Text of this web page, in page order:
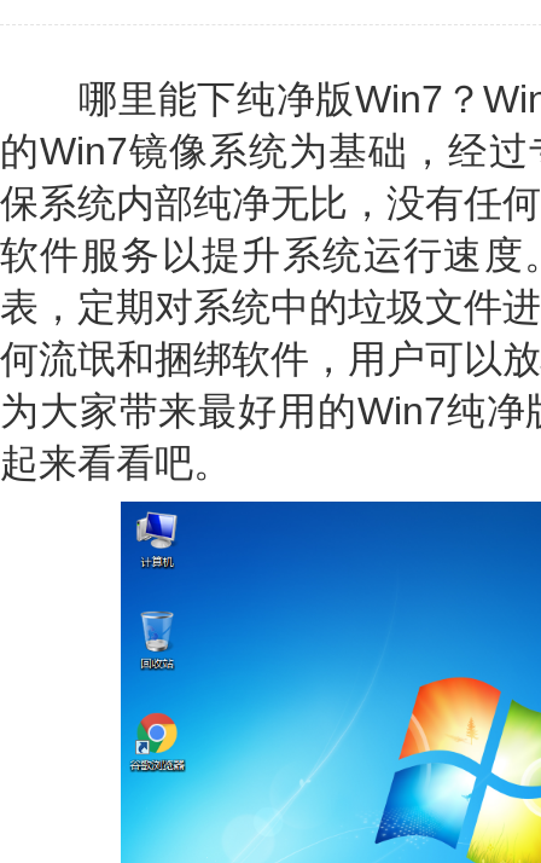
哪里能下纯净版Win7？
的Win7镜像系统为基础，经
保系统内部纯净无比，没有任
软件服务以提升系统运行速
表，定期对系统中的垃圾文件
何流氓和捆绑软件，用户可以
为大家带来最好用的Win7纯
起来看看吧。